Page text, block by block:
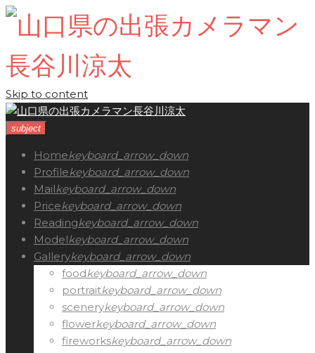
Skip to content
subject
Homekeyboard_arrow_down
Profilekeyboard_arrow_down
Mailkeyboard_arrow_down
Pricekeyboard_arrow_down
Readingkeyboard_arrow_down
Modelkeyboard_arrow_down
Gallerykeyboard_arrow_down
foodkeyboard_arrow_down
portraitkeyboard_arrow_down
scenerykeyboard_arrow_down
flowerkeyboard_arrow_down
fireworkskeyboard_arrow_down